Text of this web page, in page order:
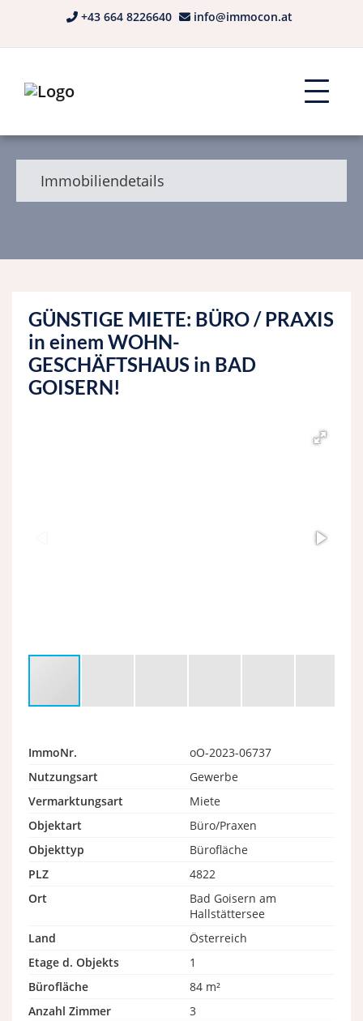
+43 664 8226640 info@immocon.at
Immobiliendetails
GÜNSTIGE MIETE: BÜRO / PRAXIS
in einem WOHN-
GESCHÄFTSHAUS in BAD
GOISERN!
ImmoNr.
oO-2023-06737
Nutzungsart
Gewerbe
Vermarktungsart
Miete
Objektart
Büro/Praxen
Objekttyp
Bürofläche
PLZ
4822
Ort
Bad Goisern am
Hallstättersee
Land
Österreich
Etage d. Objekts
1
Bürofläche
84 m²
Anzahl Zimmer
3